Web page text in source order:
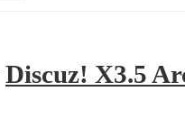
Discuz! X3.5